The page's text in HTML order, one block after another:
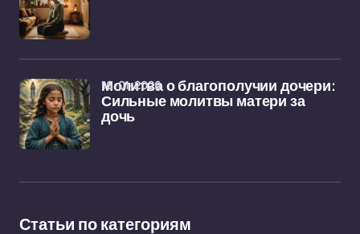
Молитва о благополучии дочери:
Сильные молитвы матери за
дочь
16-01-2026
Статьи по категориям